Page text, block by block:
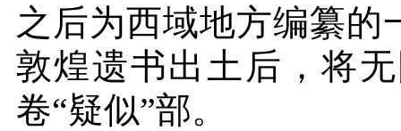
之后为西域地方编纂的
敦煌遗书出土后，将
卷“疑似”部。